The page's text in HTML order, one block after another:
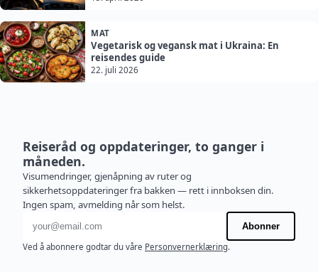
MAT
Vegetarisk og vegansk mat i Ukraina: En
reisendes guide
22. juli 2026
Reiseråd og oppdateringer, to ganger i
måneden.
Visumendringer, gjenåpning av ruter og
sikkerhetsoppdateringer fra bakken — rett i innboksen din.
Ingen spam, avmelding når som helst.
E-postadresse
Abonner
Ved å abonnere godtar du våre Personvernerklæring.